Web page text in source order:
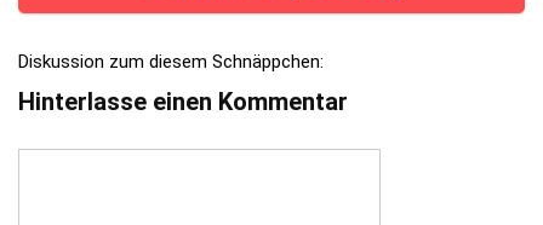
Diskussion zum diesem Schnäppchen:
Hinterlasse einen Kommentar